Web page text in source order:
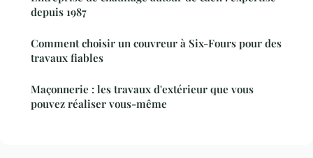
depuis 1987
Comment choisir un couvreur à Six-Fours pour des
travaux fiables
Maçonnerie : les travaux d'extérieur que vous
pouvez réaliser vous-même